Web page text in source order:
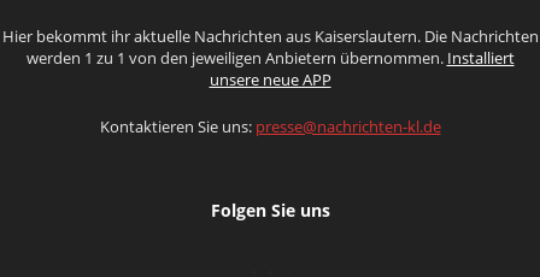
Hier bekommt ihr aktuelle Nachrichten aus Kaiserslautern. Die Nachrichten
werden 1 zu 1 von den jeweiligen Anbietern übernommen. Installiert
unsere neue APP
Kontaktieren Sie uns: presse@nachrichten-kl.de
Folgen Sie uns